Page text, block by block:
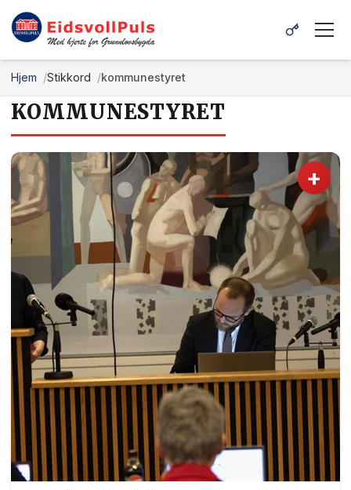
Hjem Stikkord kommunestyret
KOMMUNESTYRET
+